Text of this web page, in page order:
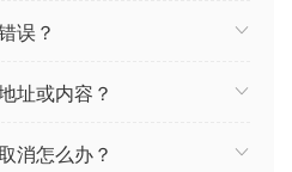
误？
址或内容？
消怎么办？